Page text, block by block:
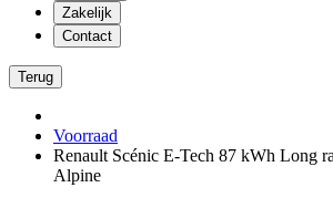
Zakelijk
Contact
Terug
Voorraad
Renault Scénic E-Tech 87 kWh Long
Alpine